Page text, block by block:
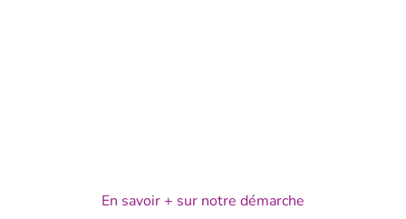
En savoir + sur notre démarche